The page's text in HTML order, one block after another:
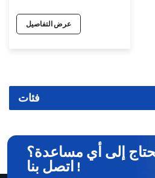
عرض التفاصيل
فئات
إلى أي مساعدة؟
اتصل بنا !